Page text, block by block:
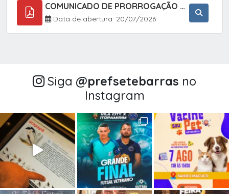
COMUNICADO DE PRORROGAÇÃO DE PRAZO DO CHAMAMENTO PÚBLICO Nº 005/2026 - FOMENTO À EXECUÇÃO DE AÇÕES CULTURAIS (APOIO DIRETO SELEÇÃO DE PROJETOS PARA FIRMAR TERMO DE EXECUÇÃO CULTURAL COM RECURSOS DA POLÍTICA NACIONAL ALDIR BLANC DE FOMENTO À CULTURA
Data de abertura: 20/07/2026
Siga @‌prefsetebarras no
Instagram